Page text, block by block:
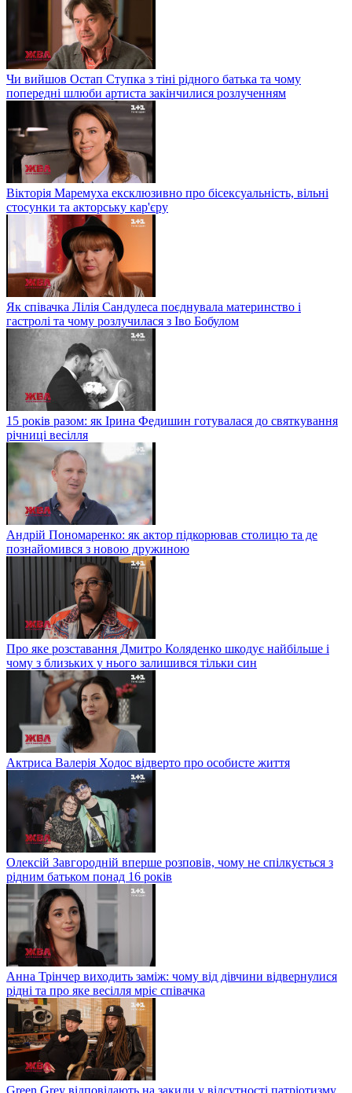
Чи вийшов Остап Ступка з тіні рідного батька та чому
попередні шлюби артиста закінчилися розлученням
Вікторія Маремуха ексклюзивно про бісексуальність, вільні
стосунки та акторську кар'єру
Як співачка Лілія Сандулеса поєднувала материнство і
гастролі та чому розлучилася з Іво Бобулом
15 років разом: як Ірина Федишин готувалася до святкування
річниці весілля
Андрій Пономаренко: як актор підкорював столицю та де
познайомився з новою дружиною
Про яке розставання Дмитро Коляденко шкодує найбільше і
чому з близьких у нього залишився тільки син
Актриса Валерія Ходос відверто про особисте життя
Олексій Завгородній вперше розповів, чому не спілкується з
рідним батьком понад 16 років
Анна Трінчер виходить заміж: чому від дівчини відвернулися
рідні та про яке весілля мріє співачка
Green Grey відповідають на закиди у відсутності патріотизму